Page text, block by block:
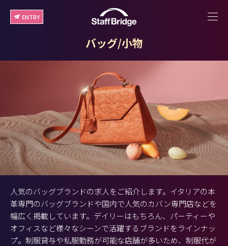
ENTRY
バッグ/小物
人気のバッグブランドの求人をご紹介します。イタリアの本
革専門のバッグブランドや国内で人気のカバン専門店などを
幅広く掲載しています。デイリーはもちろん、パーティーや
オフィスなど様々なシーンで活躍するブランドをラインナッ
プ。制服貸与や私服勤務が可能な店舗が多いため、制服代が